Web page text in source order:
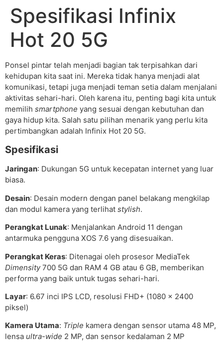
Spesifikasi Infinix
Hot 20 5G
Ponsel pintar telah menjadi bagian tak terpisahkan dari
kehidupan kita saat ini. Mereka tidak hanya menjadi alat
komunikasi, tetapi juga menjadi teman setia dalam menjalani
aktivitas sehari-hari. Oleh karena itu, penting bagi kita untuk
memilih smartphone yang sesuai dengan kebutuhan dan
gaya hidup kita. Salah satu pilihan menarik yang perlu kita
pertimbangkan adalah Infinix Hot 20 5G.
Spesifikasi
Jaringan: Dukungan 5G untuk kecepatan internet yang luar
biasa.
Desain: Desain modern dengan panel belakang mengkilap
dan modul kamera yang terlihat stylish.
Perangkat Lunak: Menjalankan Android 11 dengan
antarmuka pengguna XOS 7.6 yang disesuaikan.
Perangkat Keras: Ditenagai oleh prosesor MediaTek
Dimensity700 5G dan RAM 4 GB atau 6 GB, memberikan
performa yang baik untuk tugas sehari-hari.
Layar: 6.67 inci IPS LCD, resolusi FHD+ (1080 x 2400
piksel)
Kamera Utama: Triple kamera dengan sensor utama 48 MP,
lensa ultra-wide 2 MP, dan sensor kedalaman 2 MP